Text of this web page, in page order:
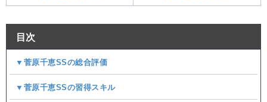
目次
▼菅原千恵SSの総合評価
▼菅原千恵SSの習得スキル